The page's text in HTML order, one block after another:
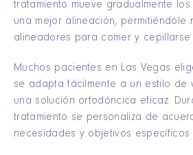
tratamiento mueve gradualmente
una mejor alineación, permitiéndole
alineadores para comer y cepillarse
Muchos pacientes en Las Vegas
se adapta fácilmente a un estilo de
una solución ortodóncica eficaz.
tratamiento se personaliza de
necesidades y objetivos específicos